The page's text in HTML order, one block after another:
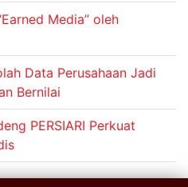
Media” oleh
Data Perusahaan Jadi
Bernilai
PERSIARI Perkuat